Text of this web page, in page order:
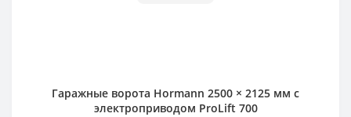
Гаражные ворота Hormann 2500 × 2125 мм c
электроприводом ProLift 700